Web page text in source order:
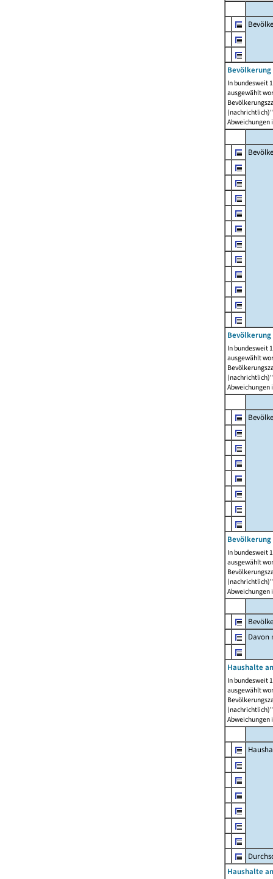
In bundesweit
ausgewählt
Abweichungen
In bundesweit
ausgewählt
Abweichungen
In bundesweit
ausgewählt
Abweichungen
Davon
Haushalte
In bundesweit
ausgewählt
Abweichungen
Haushalte